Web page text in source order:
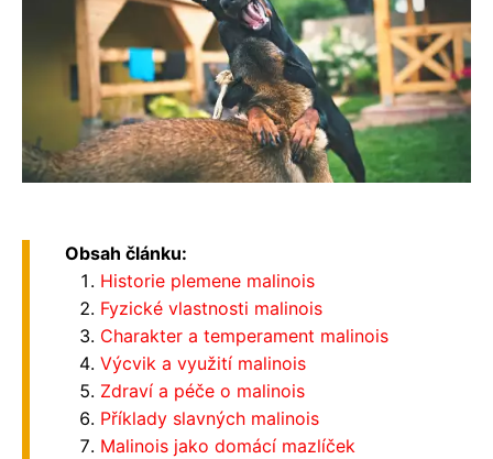
Obsah článku:
Historie plemene malinois
Fyzické vlastnosti malinois
Charakter a temperament malinois
Výcvik a využití malinois
Zdraví a péče o malinois
Příklady slavných malinois
Malinois jako domácí mazlíček